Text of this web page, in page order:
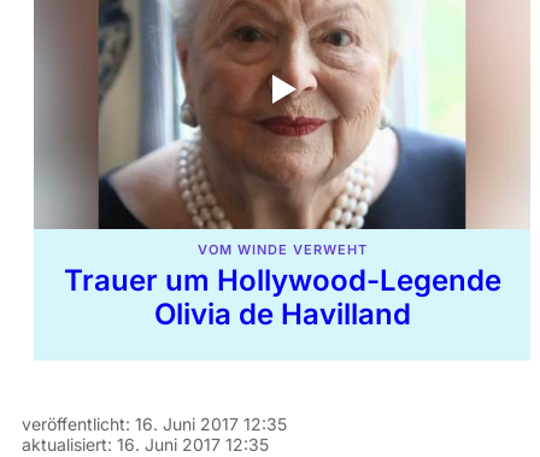
VOM WINDE VERWEHT
Trauer um Hollywood-Legende
Olivia de Havilland
veröffentlicht: 16. Juni 2017 12:35
aktualisiert: 16. Juni 2017 12:35